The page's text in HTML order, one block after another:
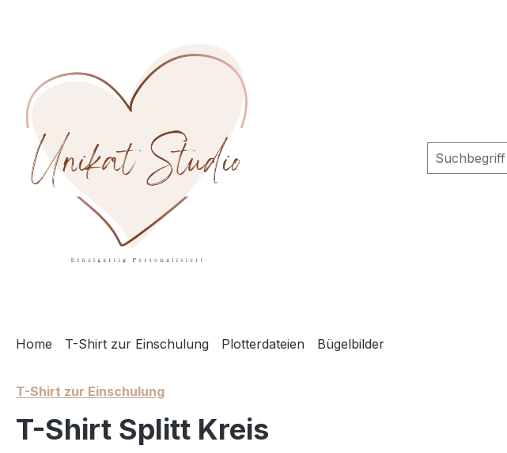
Home T-Shirt zur Einschulung Plotterdateien Bügelbilder
T-Shirt zur Einschulung
T-Shirt Splitt Kreis